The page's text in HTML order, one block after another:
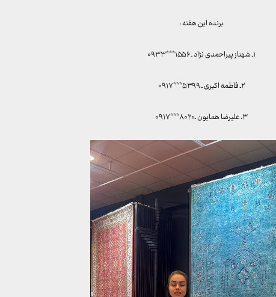
برنده این هفته :
۱ـ شهناز پیراحمدی نژاد ـ ۱۵۵۶***۰۹۳۳
۲ـ فاطمه اکبری ـ ۵۳۹۹***۰۹۱۷
۳ـ علیرضا همایون ـ۸۰۲۰***۰۹۱۷